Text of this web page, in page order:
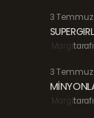
3
SUPERGIRL
Margi
3
Margi